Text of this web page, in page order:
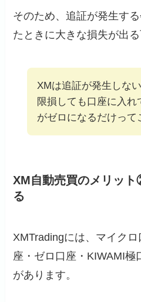
そのため、追証が発生す
たときに大きな損失が出る
XMは追証が発生しな
限損しても口座に入れ
がゼロになるだけって
XM自動売買のメリッ
る
XMTradingには、マイク
座・ゼロ口座・KIWAMI
があります。